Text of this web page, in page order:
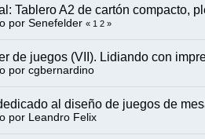
Tablero A2 de cartón compacto,
por Senefelder « 1 2 »
de juegos (VII). Lidiando con
por cgbernardino
al diseño de juegos de
por Leandro Felix